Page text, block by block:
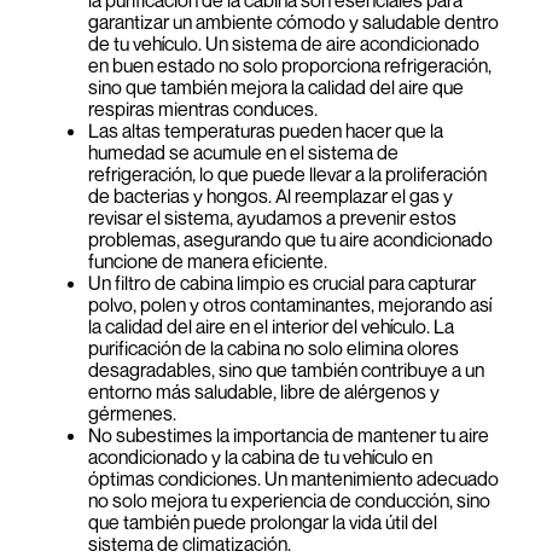
garantizar un ambiente cómodo y saludable dentro
de tu vehículo. Un sistema de aire acondicionado
en buen estado no solo proporciona refrigeración,
sino que también mejora la calidad del aire que
respiras mientras conduces.
Las altas temperaturas pueden hacer que la
humedad se acumule en el sistema de
refrigeración, lo que puede llevar a la proliferación
de bacterias y hongos. Al reemplazar el gas y
revisar el sistema, ayudamos a prevenir estos
problemas, asegurando que tu aire acondicionado
funcione de manera eficiente.
Un filtro de cabina limpio es crucial para capturar
polvo, polen y otros contaminantes, mejorando así
la calidad del aire en el interior del vehículo. La
purificación de la cabina no solo elimina olores
desagradables, sino que también contribuye a un
entorno más saludable, libre de alérgenos y
gérmenes.
No subestimes la importancia de mantener tu aire
acondicionado y la cabina de tu vehículo en
óptimas condiciones. Un mantenimiento adecuado
no solo mejora tu experiencia de conducción, sino
que también puede prolongar la vida útil del
sistema de climatización.